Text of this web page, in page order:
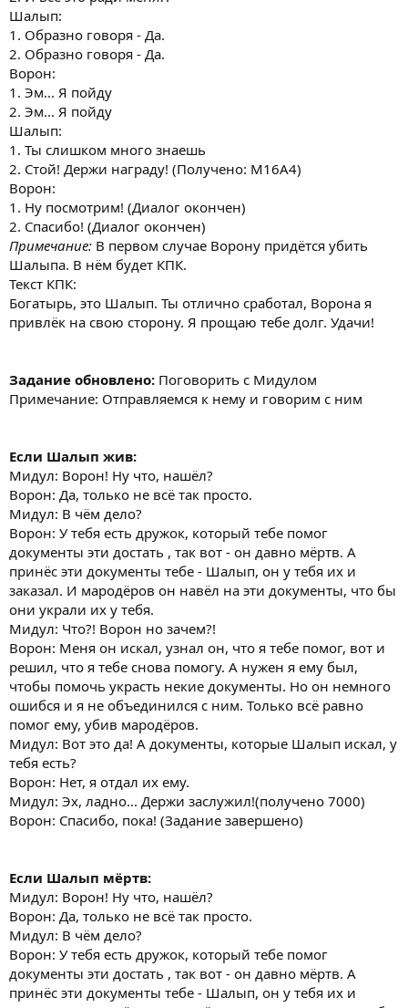
Шалып:
1. Образно говоря - Да.
2. Образно говоря - Да.
Ворон:
1. Эм... Я пойду
2. Эм... Я пойду
Шалып:
1. Ты слишком много знаешь
2. Стой! Держи награду! (Получено: M16A4)
Ворон:
1. Ну посмотрим! (Диалог окончен)
2. Спасибо! (Диалог окончен)
Примечание: В первом случае Ворону придётся убить
Шалыпа. В нём будет КПК.
Текст КПК:
Богатырь, это Шалып. Ты отлично сработал, Ворона я
привлёк на свою сторону. Я прощаю тебе долг. Удачи!
Задание обновлено: Поговорить с Мидулом
Примечание: Отправляемся к нему и говорим с ним
Если Шалып жив:
Мидул: Ворон! Ну что, нашёл?
Ворон: Да, только не всё так просто.
Мидул: В чём дело?
Ворон: У тебя есть дружок, который тебе помог
документы эти достать , так вот - он давно мёртв. А
принёс эти документы тебе - Шалып, он у тебя их и
заказал. И мародёров он навёл на эти документы, что бы
они украли их у тебя.
Мидул: Что?! Ворон но зачем?!
Ворон: Меня он искал, узнал он, что я тебе помог, вот и
решил, что я тебе снова помогу. А нужен я ему был,
чтобы помочь украсть некие документы. Но он немного
ошибся и я не объединился с ним. Только всё равно
помог ему, убив мародёров.
Мидул: Вот это да! А документы, которые Шалып искал, у
тебя есть?
Ворон: Нет, я отдал их ему.
Мидул: Эх, ладно... Держи заслужил!(получено 7000)
Ворон: Спасибо, пока! (Задание завершено)
Если Шалып мёртв:
Мидул: Ворон! Ну что, нашёл?
Ворон: Да, только не всё так просто.
Мидул: В чём дело?
Ворон: У тебя есть дружок, который тебе помог
документы эти достать , так вот - он давно мёртв. А
принёс эти документы тебе - Шалып, он у тебя их и